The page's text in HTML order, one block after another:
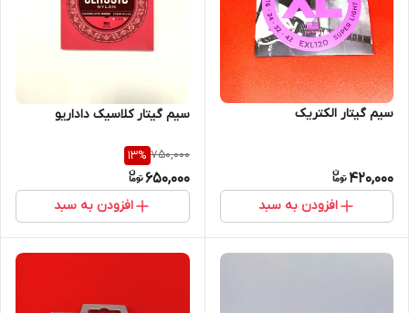
سیم گیتار الکتریک
420,000
افزودن به سبد
سیم گیتار کلاسیک داداریو
750,000
13%
650,000
افزودن به سبد